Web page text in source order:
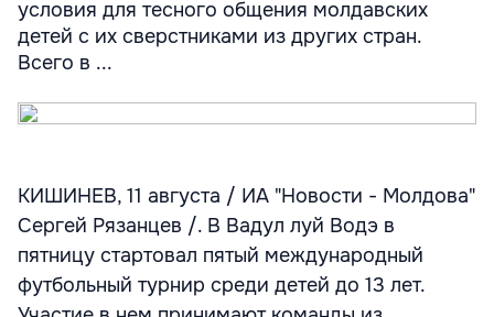
условия для тесного общения молдавских
детей с их сверстниками из других стран.
Всего в ...
КИШИНЕВ, 11 августа / ИА "Новости - Молдова"
Сергей Рязанцев /. В Вадул луй Водэ в
пятницу стартовал пятый международный
футбольный турнир среди детей до 13 лет.